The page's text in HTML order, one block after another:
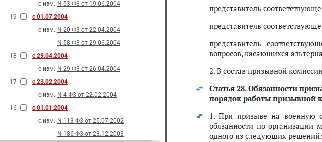
с изм. N 53-Ф3 от 19.06.2004
19
с 01.07.2004
с изм. N 20-Ф3 от 22.04.2004
N 58-Ф3 от 29.06.2004
18
с 29.04.2004
с изм. N 29-Ф3 от 26.04.2004
17
с 23.02.2004
с изм. N 4-Ф3 от 22.02.2004
16
с 01.01.2004
с изм. N 113-Ф3 от 25.07.2002
N 186-Ф3 от 23.12.2003
представитель
представитель
представитель
вопросов, касающихся
2. В состав призывной
Статья 28. Обязанности
порядок работы призывной
1. При призыве на военную
обязанности по организации
одного из следующих решений: